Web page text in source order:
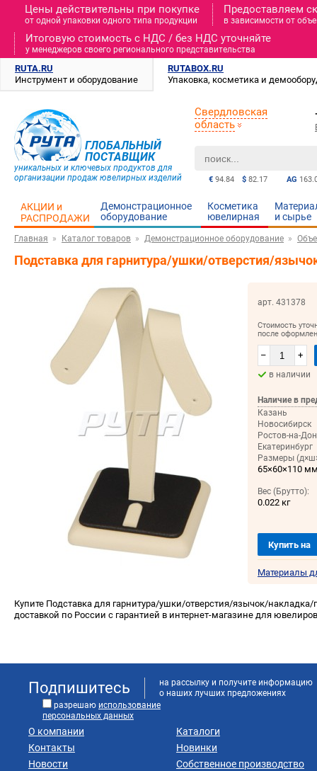
Цены действительны при покупке
от одной упаковки одного типа продукции
Предоставляем
в зависимости от
Итоговую стоимость c НДС / без НДС уточняйте
у менеджеров своего регионального представительства
RUTA.RU
Инструмент и оборудование
RUTABOX.RU
Упаковка, косметика и
ГЛОБАЛЬНЫЙ
ПОСТАВЩИК
уникальных и ключевых продуктов для
организации продаж ювелирных изделий
AG
€ 94.84 $ 82.17
Свердловская
область
АКЦИИ и
РАСПРОДАЖИ
Демонстрационное
оборудование
Косметика
ювелирная
и cырье
Главная Каталог товаров Демонстрационное оборудование
Подставка для гарнитура/ушки/отверстия/
арт. 431378
Стоимость
после
– +
в наличии
Наличие в
Казань
Новосибирск
Ростов-на-
Екатеринбург
Размеры
65×60×110
Вес (Брутто):
0.022 кг
Купить на
Материалы
Купите Подставка для гарнитура/ушки/отверстия/язычок/
доставкой по России с гарантией в интернет-магазине для
Подпишитесь
на рассылку и получите информацию
о наших лучших предложениях
разрешаю использование
персональных данных
О компании
Контакты
Новости
Каталоги
Новинки
Собственное производство